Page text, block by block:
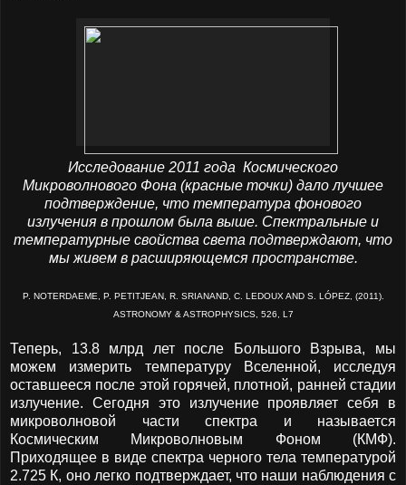
Исследование 2011 года Космического
Микроволнового Фона (красные точки) дало лучшее
подтверждение, что температура фонового
излучения в прошлом была выше. Спектральные и
температурные свойства света подтверждают, что
мы живем в расширяющемся пространстве.
P. NOTERDAEME, P. PETITJEAN, R. SRIANAND, C. LEDOUX AND S. LÓPEZ, (2011).
ASTRONOMY & ASTROPHYSICS, 526, L7
Теперь, 13.8 млрд лет после Большого Взрыва, мы
можем измерить температуру Вселенной, исследуя
оставшееся после этой горячей, плотной, ранней стадии
излучение. Сегодня это излучение проявляет себя в
микроволновой части спектра и называется
Космическим Микроволновым Фоном (КМФ).
Приходящее в виде спектра черного тела температурой
2.725 К, оно легко подтверждает, что наши наблюдения с